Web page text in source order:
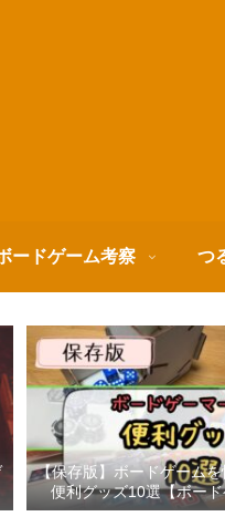
ードゲーム考察 つ
【保存版】ボードゲーム
便利グッズ10選【ボー